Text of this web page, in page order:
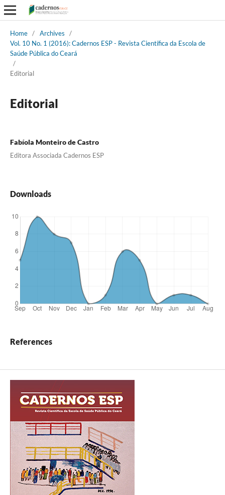
Home / Archives
/
Vol. 10 No. 1 (2016): Cadernos ESP - Revista Cientí­fica da Escola de
Saúde Pública do Ceará
/
Editorial
Editorial
Fabíola Monteiro de Castro
Editora Associada Cadernos ESP
Downloads
References